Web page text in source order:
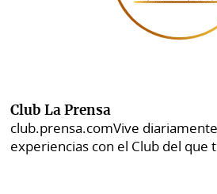
Club La Prensa
club.prensa.comVive
experiencias con el Club del que